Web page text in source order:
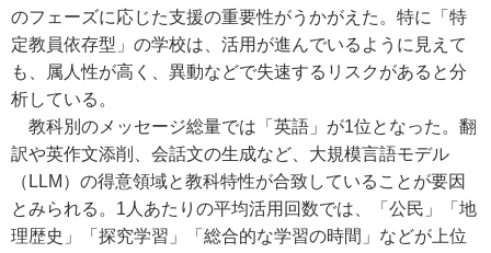
のフェーズに応じた支援の重要性がうかがえた。特に「特
定教員依存型」の学校は、活用が進んでいるように見えて
も、属人性が高く、異動などで失速するリスクがあると分
析している。
教科別のメッセージ総量では「英語」が1位となった。翻
訳や英作文添削、会話文の生成など、大規模言語モデル
（LLM）の得意領域と教科特性が合致していることが要因
とみられる。1人あたりの平均活用回数では、「公民」「地
理歴史」「探究学習」「総合的な学習の時間」などが上位